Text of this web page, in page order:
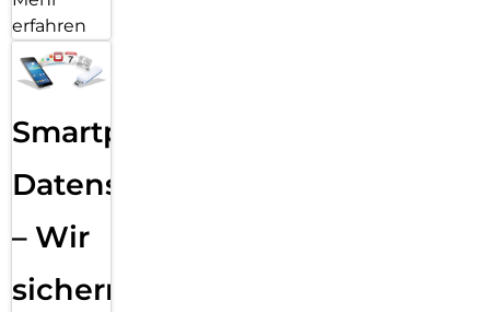
erfahren
Smartphone
Datensicherung
– Wir
sichern